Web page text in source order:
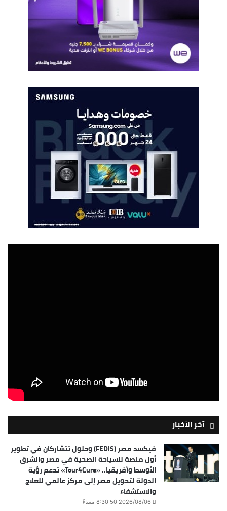
آخر الأخبار
فيكسد مصر (FEDIS) وحلول تتشاركان في تطوير
أول منصة للسياحة الصحية في مصر والشرق
الأوسط وأفريقيا.. «Tour4Cure» تدعم رؤية
الدولة لتحويل مصر إلى مركز عالمي للعلاج
والاستشفاء
2026/08/06 8:30:50 مساءً